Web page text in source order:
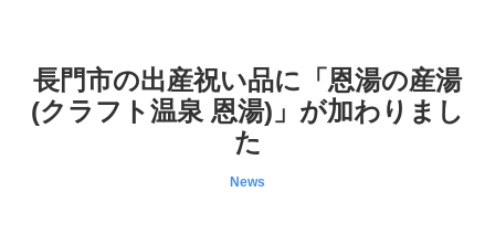
長門市の出産祝い品に「恩湯の産湯
(クラフト温泉 恩湯)」が加わりまし
た
News